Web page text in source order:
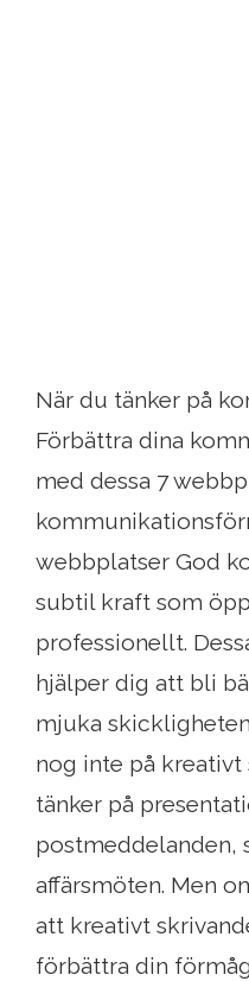
När du tänker på
Förbättra dina
med dessa 7
webbplatser God
subtil kraft som
professionellt.
hjälper dig att bli
mjuka
nog inte på kreativt
tänker på
postmeddelanden,
affärsmöten. Men
att kreativt
förbättra din